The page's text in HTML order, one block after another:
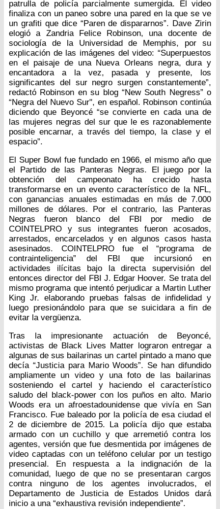
patrulla de policía parcialmente sumergida. El video
finaliza con un paneo sobre una pared en la que se ve
un grafiti que dice “Paren de dispararnos”. Dave Zirin
elogió a Zandria Felice Robinson, una docente de
sociología de la Universidad de Memphis, por su
explicación de las imágenes del video: “Superpuestos
en el paisaje de una Nueva Orleans negra, dura y
encantadora a la vez, pasada y presente, los
significantes del sur negro surgen constantemente”,
redactó Robinson en su blog “New South Negress” o
“Negra del Nuevo Sur", en español. Robinson continúa
diciendo que Beyoncé “se convierte en cada una de
las mujeres negras del sur que le es razonablemente
posible encarnar, a través del tiempo, la clase y el
espacio”.
El Super Bowl fue fundado en 1966, el mismo año que
el Partido de las Panteras Negras. El juego por la
obtención del campeonato ha crecido hasta
transformarse en un evento característico de la NFL,
con ganancias anuales estimadas en más de 7.000
millones de dólares. Por el contrario, las Panteras
Negras fueron blanco del FBI por medio de
COINTELPRO y sus integrantes fueron acosados,
arrestados, encarcelados y en algunos casos hasta
asesinados. COINTELPRO fue el “programa de
contrainteligencia” del FBI que incursionó en
actividades ilícitas bajo la directa supervisión del
entonces director del FBI J. Edgar Hoover. Se trata del
mismo programa que intentó perjudicar a Martin Luther
King Jr. elaborando pruebas falsas de infidelidad y
luego presionándolo para que se suicidara a fin de
evitar la vergüenza.
Tras la impresionante actuación de Beyoncé,
activistas de Black Lives Matter lograron entregar a
algunas de sus bailarinas un cartel pintado a mano que
decía “Justicia para Mario Woods”. Se han difundido
ampliamente un video y una foto de las bailarinas
sosteniendo el cartel y haciendo el característico
saludo del black-power con los puños en alto. Mario
Woods era un afroestadounidense que vivía en San
Francisco. Fue baleado por la policía de esa ciudad el
2 de diciembre de 2015. La policía dijo que estaba
armado con un cuchillo y que arremetió contra los
agentes, versión que fue desmentida por imágenes de
video captadas con un teléfono celular por un testigo
presencial. En respuesta a la indignación de la
comunidad, luego de que no se presentaran cargos
contra ninguno de los agentes involucrados, el
Departamento de Justicia de Estados Unidos dará
inicio a una “exhaustiva revisión independiente”.